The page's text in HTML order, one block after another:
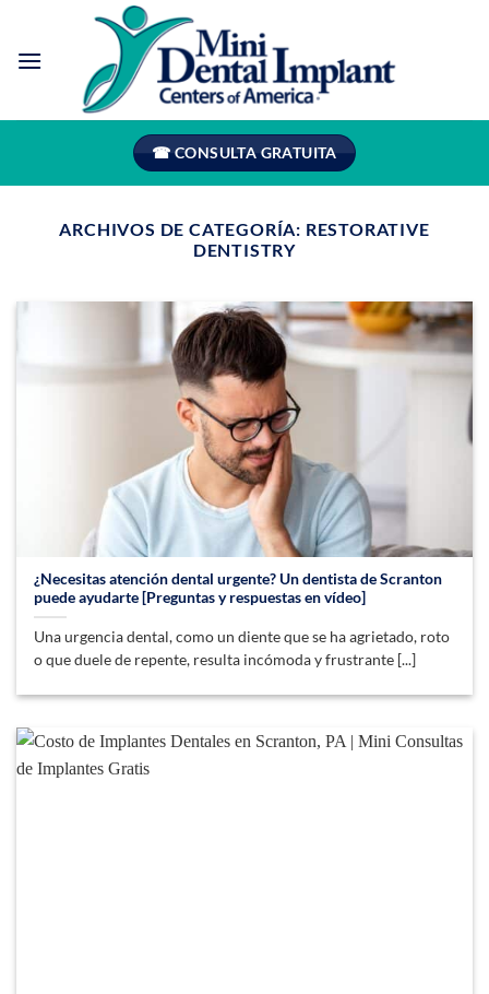
contenido
☎ CONSULTA GRATUITA
ARCHIVOS DE CATEGORÍA: RESTORATIVE
DENTISTRY
¿Necesitas atención dental urgente? Un dentista de Scranton
puede ayudarte [Preguntas y respuestas en vídeo]
Una urgencia dental, como un diente que se ha agrietado, roto
o que duele de repente, resulta incómoda y frustrante [...]